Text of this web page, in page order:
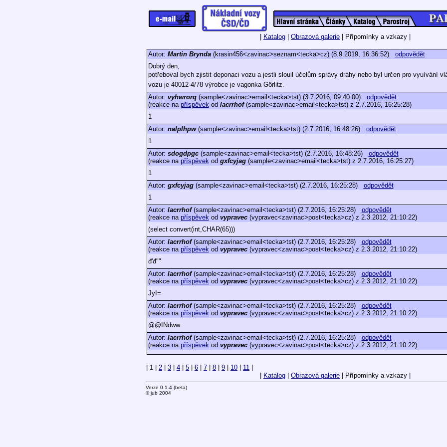
Katalog Obrazová galerie | Přípomínky a vzkazy |
Autor: Martin Brynda(krasin456<zavinac>seznam<tecka>cz) (8.9.2019, 16:36:52) odpovědět
Dobrý den,
potřeboval bych zjistit deponaci vozu a jestli slouil účelům správy dráhy nebo byl určen pro vyuívání
vozu je 40012-4/78 výrobce je vagonka Görlitz.
Autor: vyhwrorq(sample<zavinac>email<tecka>tst) (3.7.2016, 09:40:00) odpovědět
(reakce na příspěvekod lacrrhof(sample<zavinac>email<tecka>tst) z 2.7.2016, 16:25:28)
1
Autor: nalplhpw(sample<zavinac>email<tecka>tst) (2.7.2016, 16:48:26) odpovědět
1
Autor: sdogdpgc(sample<zavinac>email<tecka>tst) (2.7.2016, 16:48:26) odpovědět
(reakce na příspěvekod gxfcyjag(sample<zavinac>email<tecka>tst) z 2.7.2016, 16:25:27)
1
Autor: gxfcyjag(sample<zavinac>email<tecka>tst) (2.7.2016, 16:25:28) odpovědět
1
Autor: lacrrhof(sample<zavinac>email<tecka>tst) (2.7.2016, 16:25:28) odpovědět
(reakce na příspěvekod vypravec(vypravec<zavinac>post<tecka>cz) z 2.3.2012, 21:10:22)
(select convert(int,CHAR(65)))
Autor: lacrrhof(sample<zavinac>email<tecka>tst) (2.7.2016, 16:25:28) odpovědět
(reakce na příspěvekod vypravec(vypravec<zavinac>post<tecka>cz) z 2.3.2012, 21:10:22)
đ'đ""
Autor: lacrrhof(sample<zavinac>email<tecka>tst) (2.7.2016, 16:25:28) odpovědět
(reakce na příspěvekod vypravec(vypravec<zavinac>post<tecka>cz) z 2.3.2012, 21:10:22)
JyI=
Autor: lacrrhof(sample<zavinac>email<tecka>tst) (2.7.2016, 16:25:28) odpovědět
(reakce na příspěvekod vypravec(vypravec<zavinac>post<tecka>cz) z 2.3.2012, 21:10:22)
@@INdww
Autor: lacrrhof(sample<zavinac>email<tecka>tst) (2.7.2016, 16:25:28) odpovědět
(reakce na příspěvekod vypravec(vypravec<zavinac>post<tecka>cz) z 2.3.2012, 21:10:22)
| 1 | 2 3 4 5 6 7 8 9 10 11
Katalog Obrazová galerie | Přípomínky a vzkazy |
Verze 0.1.4 (beta)
© jub 2004